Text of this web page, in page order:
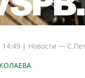
14:49 | Новости —